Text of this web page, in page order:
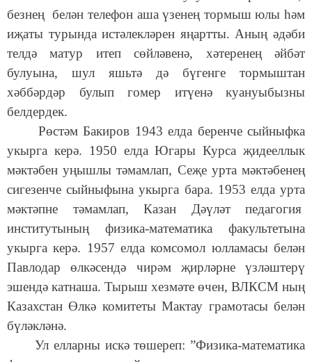
безнең белән телефон аша үзенең тормыш юлы һәм
иҗаты турында истәлекләрен яңартты. Аның әдәби
телдә матур итеп сөйләвенә, хәтеренең әйбәт
булуына, шул яшьтә дә бүгенге тормыштан
хәббәрдәр булып гомер итүенә куануыбызны
белдердек.
Рөстәм Бакиров 1943 елда беренче сыйныфка
укырга керә. 1950 елда Югары Курса җидееллык
мәктәбен уңышлы тәмамлап, Сеҗе урта мәктәбенең
сигезенче сыйныфына укырга бара. 1953 елда урта
мәктәпне тәмамлап, Казан Дәүләт педагогия
институтының физика-математика факультетына
укырга керә. 1957 елда комсомол юлламасы белән
Павлодар өлкәсендә чирәм җирләрне үзләштерү
эшендә катнаша. Тырыш хезмәте өчен, ВЛКСМ ның
Казахстан Өлкә комитеты Мактау грамотасы белән
бүләкләнә.
Ул елларны искә төшереп: ”Физика-математика